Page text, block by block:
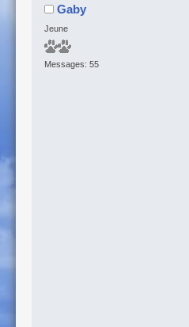
Gaby
Jeune
Messages: 55